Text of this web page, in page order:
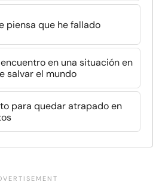
piensa que he fallado
en una situación en
salvar el mundo
para quedar atrapado en